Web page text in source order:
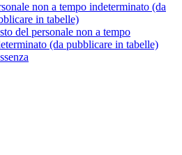
non a tempo indeterminato (da
in tabelle)
del personale non a tempo
(da pubblicare in tabelle)